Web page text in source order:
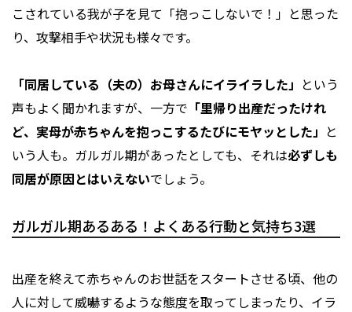
こされている我が子を見て「抱っこしないで！」と思った
り、攻撃相手や状況も様々です。
「同居している（夫の）お母さんにイライラした」 という
声もよく聞かれますが、一方で 「里帰り出産だったけれ
ど、実母が赤ちゃんを抱っこするたびにモヤッとした」 と
いう人も。ガルガル期があったとしても、それは必ずしも
同居が原因とはいえないでしょう。
ガルガル期あるある！よくある行動と気持ち3選
出産を終えて赤ちゃんのお世話をスタートさせる頃、他の
人に対して威嚇するような態度を取ってしまったり、イラ